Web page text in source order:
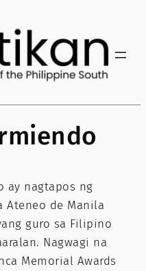
ay nagtapos ng
Ateneo de Manila
guro sa Filipino
Nagwagi na
Memorial Awards